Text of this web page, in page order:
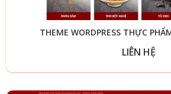
THEME WORDPRESS THỰC
LIÊN HỆ